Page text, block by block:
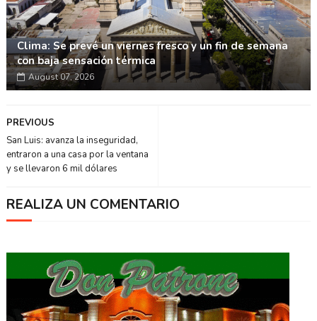
Clima: Se prevé un viernes fresco y un fin de semana
con baja sensación térmica
August 07, 2026
PREVIOUS
San Luis: avanza la inseguridad,
entraron a una casa por la ventana
y se llevaron 6 mil dólares
REALIZA UN COMENTARIO